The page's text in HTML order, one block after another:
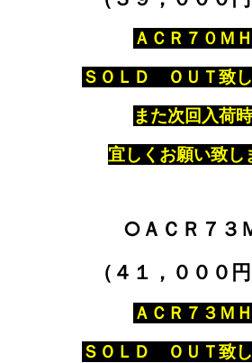
ＡＣＲ７０Ｍ
ＳＯＬＤ ＯＵＴ致し
また次回入荷
宜しくお願い致し
○ＡＣＲ７３
（４１，０００円
ＡＣＲ７３Ｍ
ＳＯＬＤ ＯＵＴ致し